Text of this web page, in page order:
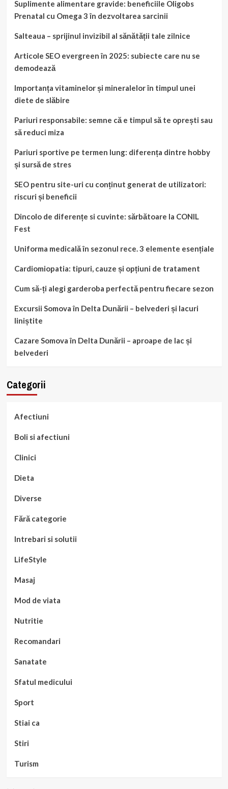
Suplimente alimentare gravide: beneficiile Oligobs
Prenatal cu Omega 3 în dezvoltarea sarcinii
Salteaua – sprijinul invizibil al sănătății tale zilnice
Articole SEO evergreen în 2025: subiecte care nu se
demodează
Importanța vitaminelor și mineralelor în timpul unei
diete de slăbire
Pariuri responsabile: semne că e timpul să te oprești sau
să reduci miza
Pariuri sportive pe termen lung: diferența dintre hobby
și sursă de stres
SEO pentru site-uri cu conținut generat de utilizatori:
riscuri și beneficii
Dincolo de diferențe si cuvinte: sărbătoare la CONIL
Fest
Uniforma medicală în sezonul rece. 3 elemente esențiale
Cardiomiopatia: tipuri, cauze și opțiuni de tratament
Cum să-ți alegi garderoba perfectă pentru fiecare sezon
Excursii Somova în Delta Dunării – belvederi și lacuri
liniștite
Cazare Somova în Delta Dunării – aproape de lac și
belvederi
Categorii
Afectiuni
Boli si afectiuni
Clinici
Dieta
Diverse
Fără categorie
Intrebari si solutii
LifeStyle
Masaj
Mod de viata
Nutritie
Recomandari
Sanatate
Sfatul medicului
Sport
Stiai ca
Stiri
Turism